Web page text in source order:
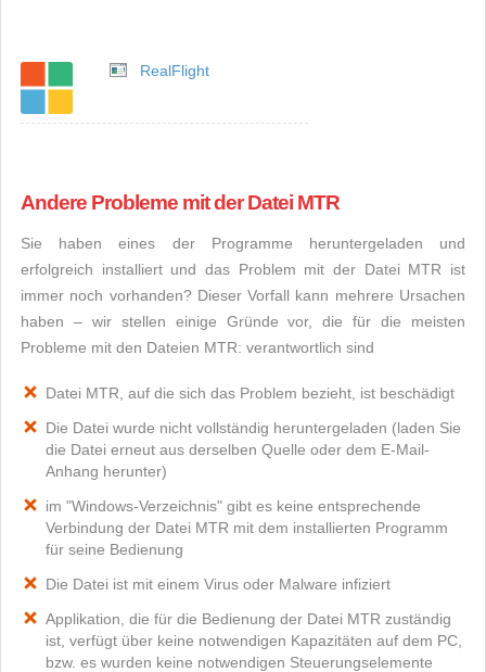
RealFlight
Andere Probleme mit der Datei MTR
Sie haben eines der Programme heruntergeladen und
erfolgreich installiert und das Problem mit der Datei MTR ist
immer noch vorhanden? Dieser Vorfall kann mehrere Ursachen
haben – wir stellen einige Gründe vor, die für die meisten
Probleme mit den Dateien MTR: verantwortlich sind
Datei MTR, auf die sich das Problem bezieht, ist beschädigt
Die Datei wurde nicht vollständig heruntergeladen (laden Sie
die Datei erneut aus derselben Quelle oder dem E-Mail-
Anhang herunter)
im "Windows-Verzeichnis" gibt es keine entsprechende
Verbindung der Datei MTR mit dem installierten Programm
für seine Bedienung
Die Datei ist mit einem Virus oder Malware infiziert
Applikation, die für die Bedienung der Datei MTR zuständig
ist, verfügt über keine notwendigen Kapazitäten auf dem PC,
bzw. es wurden keine notwendigen Steuerungselemente